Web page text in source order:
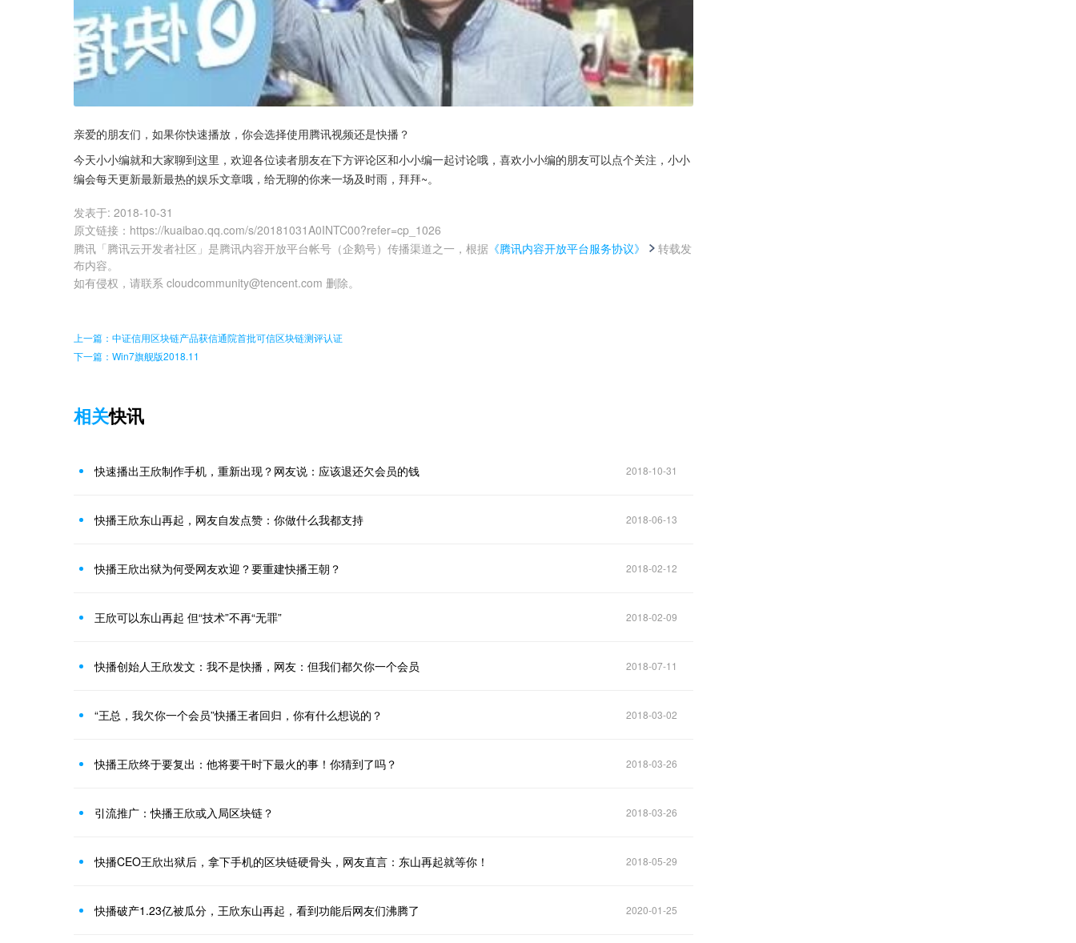
亲爱的朋友们，如果你快速播放，你会选择使用腾讯视频还是快播？
今天小小编就和大家聊到这里，欢迎各位读者朋友在下方评论区和小小编一起讨论哦，喜欢小小编的朋友可以点个关注，小小
编会每天更新最新最热的娱乐文章哦，给无聊的你来一场及时雨，拜拜~。
发表于: 2018-10-31
原文链接 ： https://kuaibao.qq.com/s/20181031A0INTC00?refer=cp_1026
腾讯「腾讯云开发者社区」是腾讯内容开放平台帐号（企鹅号）传播渠道之一，根据 《腾讯内容开放平台服务协议》
转载发
布内容。
如有侵权，请联系 cloudcommunity@tencent.com 删除。
上一篇：中证信用区块链产品获信通院首批可信区块链测评认证
下一篇：Win7旗舰版2018.11
相关快讯
快速播出王欣制作手机，重新出现？网友说：应该退还欠会员的钱 2018-10-31
快播王欣东山再起，网友自发点赞：你做什么我都支持 2018-06-13
快播王欣出狱为何受网友欢迎？要重建快播王朝？ 2018-02-12
王欣可以东山再起 但“技术”不再“无罪” 2018-02-09
快播创始人王欣发文：我不是快播，网友：但我们都欠你一个会员 2018-07-11
“王总，我欠你一个会员”快播王者回归，你有什么想说的？ 2018-03-02
快播王欣终于要复出：他将要干时下最火的事！你猜到了吗？ 2018-03-26
引流推广：快播王欣或入局区块链？ 2018-03-26
快播CEO王欣出狱后，拿下手机的区块链硬骨头，网友直言：东山再起就等你！ 2018-05-29
快播破产1.23亿被瓜分，王欣东山再起，看到功能后网友们沸腾了 2020-01-25